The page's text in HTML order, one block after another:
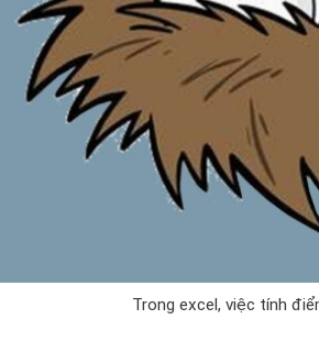
Trong excel, việc tính